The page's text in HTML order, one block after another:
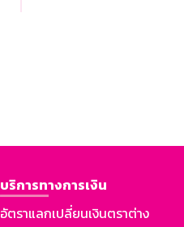
บริการทางการเงิน
อัตราแลกเปลี่ยนเงินตราต่าง